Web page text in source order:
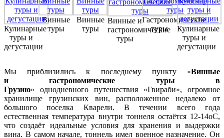
Кулинарные
туры и
дегустации
Винные
туры
Винные
туры
Винные и
гастрономические
туры
Гастрономические
туры
Кулинарные
туры и
дегустации
Мы приблизились к последнему пункту «Винные
и гастрономические туры в
Грузию» однодневного путешествия «Гвираби», огромное
хранилище грузинских вин, расположенное недалеко от
большого поселка Кварели. В течении всего года
естественная температура внутри тоннеля остаётся 12-14oC,
что создаёт идеальные условия для хранения и выдержки
вина. В самом начале, тоннель имел военное назначение. Он